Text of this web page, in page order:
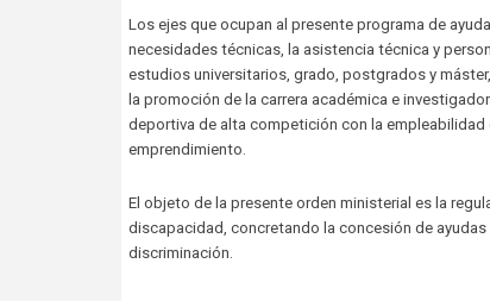
Los ejes que ocupan al presente programa de
necesidades técnicas, la asistencia técnica y
estudios universitarios, grado, postgrados y
la promoción de la carrera académica e
deportiva de alta competición con la empleabilidad
emprendimiento.
El objeto de la presente orden ministerial es la
discapacidad, concretando la concesión de
discriminación.